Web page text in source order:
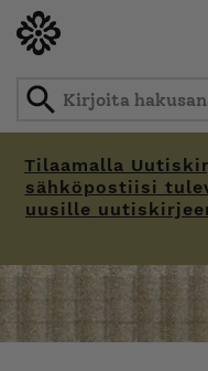
Tilaamalla
sähköpostiisi
uusille